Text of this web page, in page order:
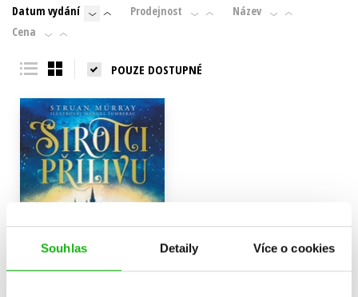
Souhlas Detaily Více o cookies
Datum vydání Prodejnost
Název
Cena
POUZE DOSTUPNÉ